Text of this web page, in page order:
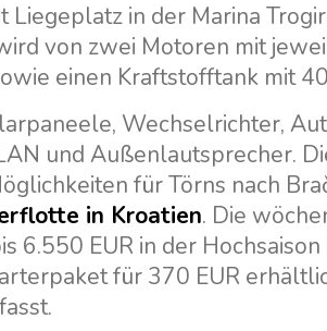
Liegeplatz in der Marina
von zwei Motoren mit
einen Kraftstofftank mit
Wechselrichter,
und Außenlautsprecher.
für Törns nach
in Kroatien. Die
6.550 EUR in der Hochsaison
für 370 EUR